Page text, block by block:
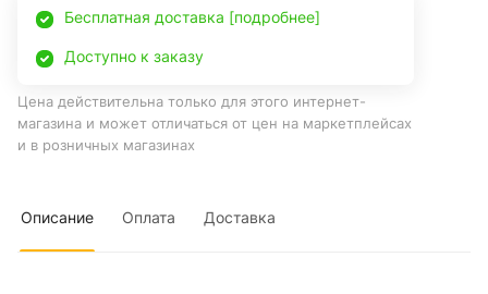
Бесплатная доставка [подробнее]
Доступно к заказу
Цена действительна только для этого интернет-
магазина и может отличаться от цен на маркетплейсах
и в розничных магазинах
Описание Оплата Доставка